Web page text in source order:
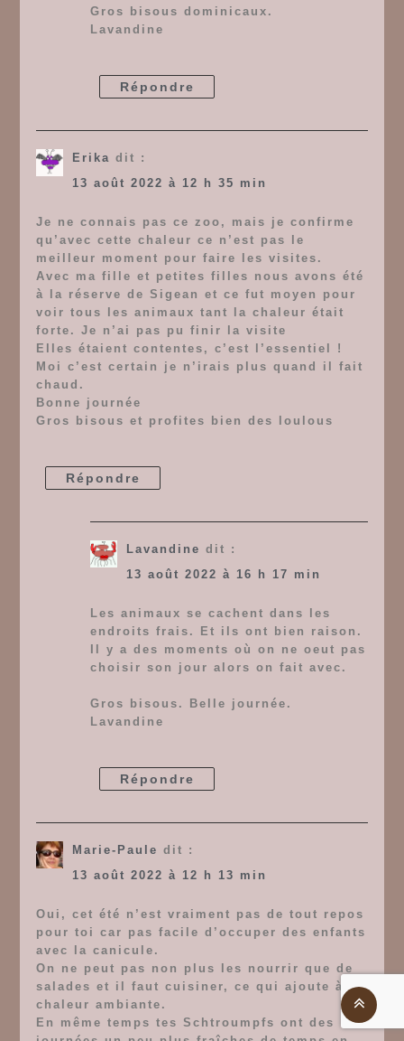
Gros bisous dominicaux.
Lavandine
Répondre
Erika dit :
13 août 2022 à 12 h 35 min
Je ne connais pas ce zoo, mais je confirme
qu’avec cette chaleur ce n’est pas le
meilleur moment pour faire les visites.
Avec ma fille et petites filles nous avons été
à la réserve de Sigean et ce fut moyen pour
voir tous les animaux tant la chaleur était
forte. Je n’ai pas pu finir la visite
Elles étaient contentes, c’est l’essentiel !
Moi c’est certain je n’irais plus quand il fait
chaud.
Bonne journée
Gros bisous et profites bien des loulous
Répondre
Lavandine dit :
13 août 2022 à 16 h 17 min
Les animaux se cachent dans les
endroits frais. Et ils ont bien raison.
Il y a des moments où on ne oeut pas
choisir son jour alors on fait avec.
Gros bisous. Belle journée.
Lavandine
Répondre
Marie-Paule dit :
13 août 2022 à 12 h 13 min
Oui, cet été n’est vraiment pas de tout repos
pour toi car pas facile d’occuper des enfants
avec la canicule.
On ne peut pas non plus les nourrir que de
salades et il faut cuisiner, ce qui ajoute à la
chaleur ambiante.
En même temps tes Schtroumpfs ont des